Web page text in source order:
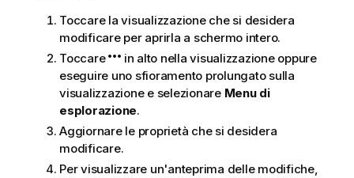
Toccare la visualizzazione che si desidera
modificare per aprirla a schermo intero.
Toccare
in alto nella visualizzazione oppure
eseguire uno sfioramento prolungato sulla
visualizzazione e selezionare Menu di
esplorazione.
Aggiornare le proprietà che si desidera
modificare.
Per visualizzare un'anteprima delle modifiche,